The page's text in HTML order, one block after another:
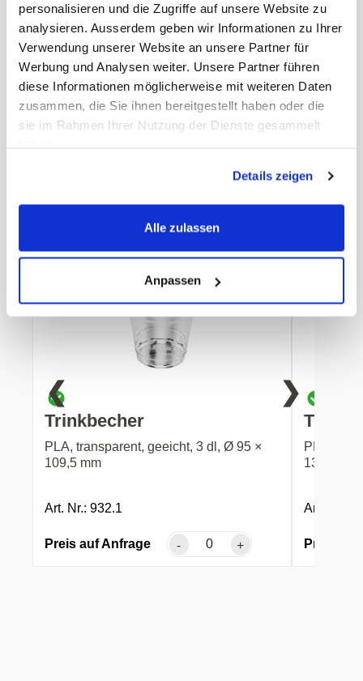
personalisieren und die Zugriffe auf unsere Website zu
analysieren. Ausserdem geben wir Informationen zu Ihrer
Verwendung unserer Website an unsere Partner für
Werbung und Analysen weiter. Unsere Partner führen
diese Informationen möglicherweise mit weiteren Daten
zusammen, die Sie ihnen bereitgestellt haben oder die
sie im Rahmen Ihrer Nutzung der Dienste gesammelt
Details zeigen
Alle zulassen
Anpassen
MWST
8,1%
Herkunftsland
Taiwan
Hersteller
Pacovis AG
Farbe
glasklar
Durchmesser
Füllinhalt
1 dl
Material
PLA
Trinkbecher
PLA, transparent, geeicht, 3 dl, Ø 95 ×
109,5 mm
Art. Nr.: 932.1
Preis auf Anfrage - +
PLA,
132 mm
Art. Nr.:
Preis auf
❮ ❯